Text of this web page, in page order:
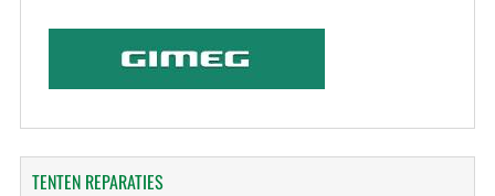
TENTENREPARATIES